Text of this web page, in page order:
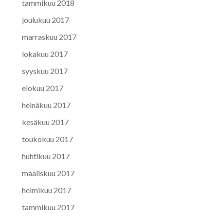
tammikuu 2018
joulukuu 2017
marraskuu 2017
lokakuu 2017
syyskuu 2017
elokuu 2017
heinäkuu 2017
kesäkuu 2017
toukokuu 2017
huhtikuu 2017
maaliskuu 2017
helmikuu 2017
tammikuu 2017